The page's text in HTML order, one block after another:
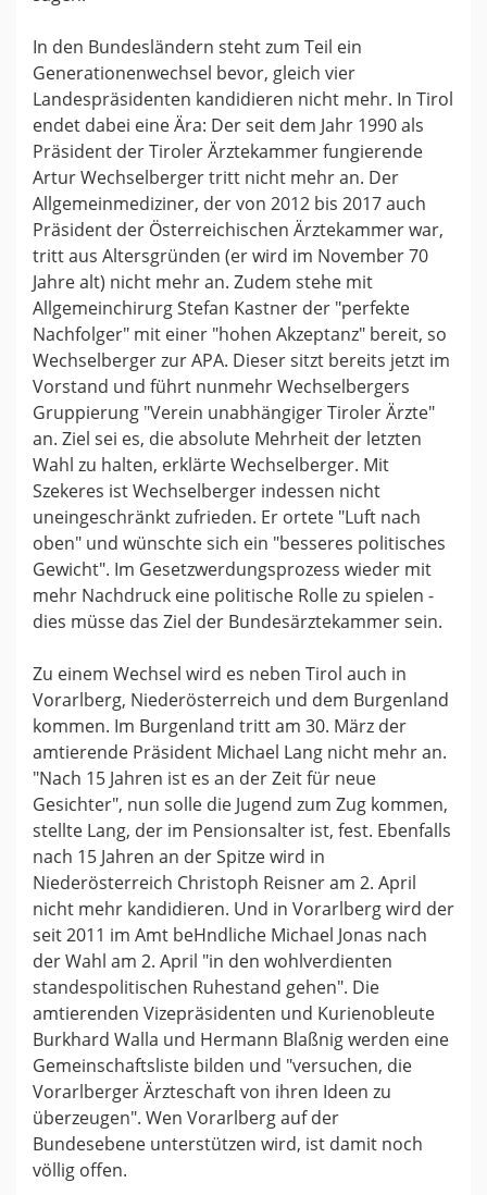
In den Bundesländern steht zum Teil ein
Generationenwechsel bevor, gleich vier
Landespräsidenten kandidieren nicht mehr. In Tirol
endet dabei eine Ära: Der seit dem Jahr 1990 als
Präsident der Tiroler Ärztekammer fungierende
Artur Wechselberger tritt nicht mehr an. Der
Allgemeinmediziner, der von 2012 bis 2017 auch
Präsident der Österreichischen Ärztekammer war,
tritt aus Altersgründen (er wird im November 70
Jahre alt) nicht mehr an. Zudem stehe mit
Allgemeinchirurg Stefan Kastner der "perfekte
Nachfolger" mit einer "hohen Akzeptanz" bereit, so
Wechselberger zur APA. Dieser sitzt bereits jetzt im
Vorstand und führt nunmehr Wechselbergers
Gruppierung "Verein unabhängiger Tiroler Ärzte"
an. Ziel sei es, die absolute Mehrheit der letzten
Wahl zu halten, erklärte Wechselberger. Mit
Szekeres ist Wechselberger indessen nicht
uneingeschränkt zufrieden. Er ortete "Luft nach
oben" und wünschte sich ein "besseres politisches
Gewicht". Im Gesetzwerdungsprozess wieder mit
mehr Nachdruck eine politische Rolle zu spielen -
dies müsse das Ziel der Bundesärztekammer sein.
Zu einem Wechsel wird es neben Tirol auch in
Vorarlberg, Niederösterreich und dem Burgenland
kommen. Im Burgenland tritt am 30. März der
amtierende Präsident Michael Lang nicht mehr an.
"Nach 15 Jahren ist es an der Zeit für neue
Gesichter", nun solle die Jugend zum Zug kommen,
stellte Lang, der im Pensionsalter ist, fest. Ebenfalls
nach 15 Jahren an der Spitze wird in
Niederösterreich Christoph Reisner am 2. April
nicht mehr kandidieren. Und in Vorarlberg wird der
seit 2011 im Amt beHndliche Michael Jonas nach
der Wahl am 2. April "in den wohlverdienten
standespolitischen Ruhestand gehen". Die
amtierenden Vizepräsidenten und Kurienobleute
Burkhard Walla und Hermann Blaßnig werden eine
Gemeinschaftsliste bilden und "versuchen, die
Vorarlberger Ärzteschaft von ihren Ideen zu
überzeugen". Wen Vorarlberg auf der
Bundesebene unterstützen wird, ist damit noch
völlig offen.